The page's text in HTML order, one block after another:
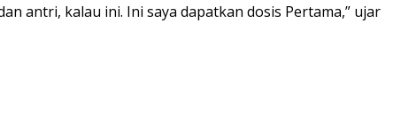
antri, kalau ini. Ini saya dapatkan dosis Pertama,” ujar